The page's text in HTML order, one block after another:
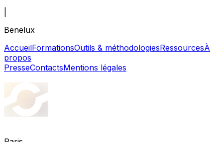
Benelux
AccueilFormationsOutils & méthodologiesRessourcesÀ
propos
PresseContactsMentions légales